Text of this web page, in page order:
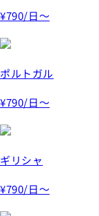
¥790/日～
ポルトガル
¥790/日～
ギリシャ
¥790/日～